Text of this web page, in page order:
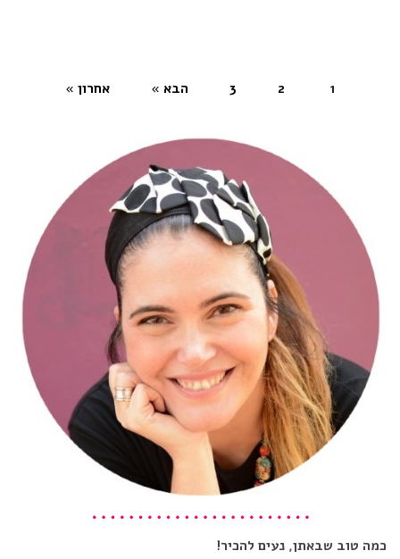
1
2
3 הבא » אחרון »
כמה טוב שבאתן, נעים להכיר!